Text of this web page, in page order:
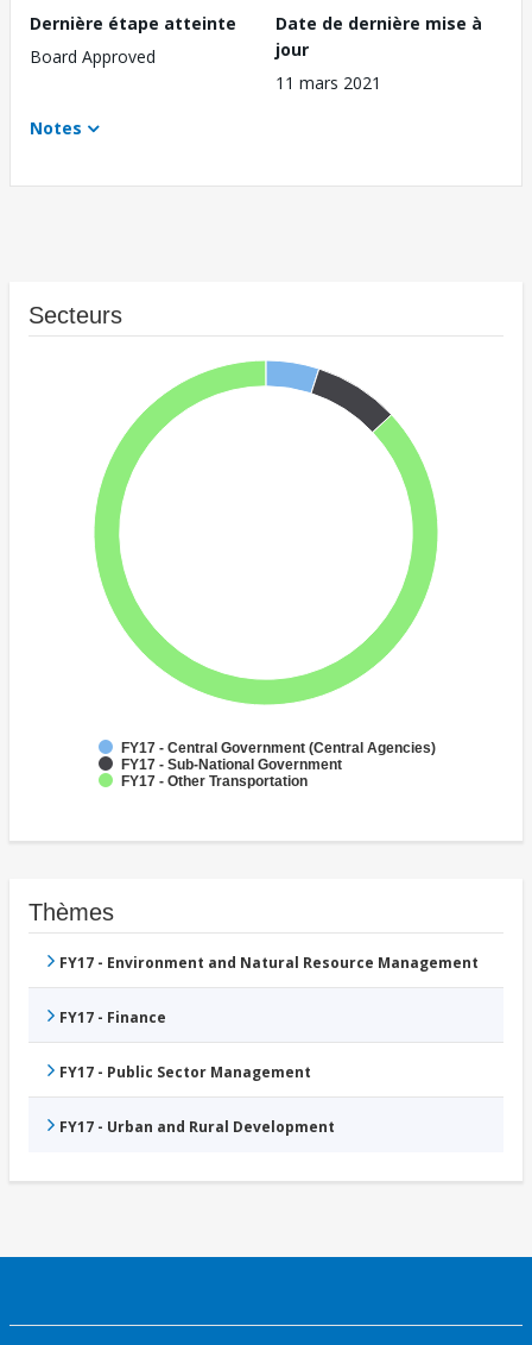
Dernière étape atteinte
Board Approved
Date de dernière mise à
jour
11 mars 2021
Notes
Secteurs
FY17 - Central Government (Central Agencies)
FY17 - Sub-National Government
FY17 - Other Transportation
Thèmes
FY17 - Environment and Natural Resource Management
FY17 - Finance
FY17 - Public Sector Management
FY17 - Urban and Rural Development